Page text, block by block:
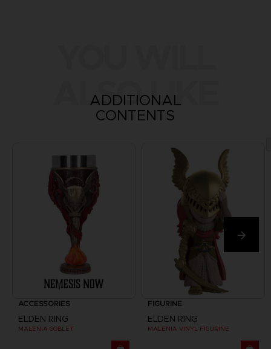
ALSO LIKE
ADDITIONAL
CONTENTS
ACCESSORIES
ELDEN RING
MALENIA GOBLET
FIGURINE
ELDEN RING
MALENIA VINYL FIGURINE